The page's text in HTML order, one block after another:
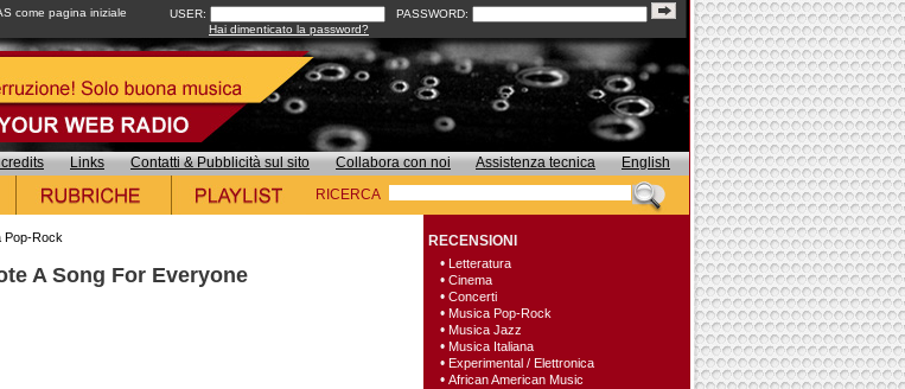
come pagina iniziale USER:
PASSWORD:
Hai dimenticato la password?
Links Contatti & Pubblicità sul sito Collabora con noi Assistenza tecnica
English
RICERCA
Pop-Rock
A Song For Everyone
RECENSIONI
• Letteratura
• Cinema
• Concerti
• Musica Pop-Rock
• Musica Jazz
• Musica Italiana
• Experimental / Elettronica
• African American Music